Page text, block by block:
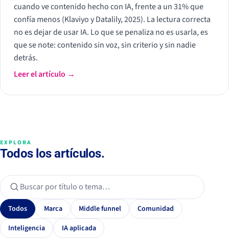
cuando ve contenido hecho con IA, frente a un 31% que
confía menos (Klaviyo y Datalily, 2025). La lectura correcta
no es dejar de usar IA. Lo que se penaliza no es usarla, es
que se note: contenido sin voz, sin criterio y sin nadie
detrás.
Leer el artículo →
EXPLORA
Todos los artículos.
Todos Marca Middle funnel
Comunidad
Inteligencia
IA aplicada